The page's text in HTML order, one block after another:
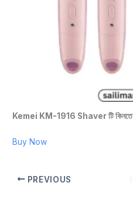
Kemei KM-1916 Shaver টি কিনতে
Buy Now
PREVIOUS